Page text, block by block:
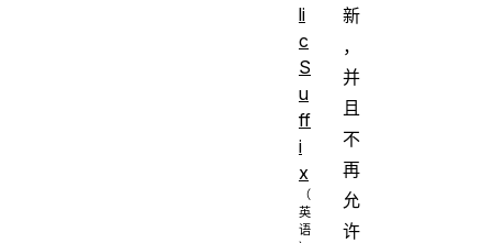
新
，
并
且
不
再
允
许
li
c
S
u
ff
i
x